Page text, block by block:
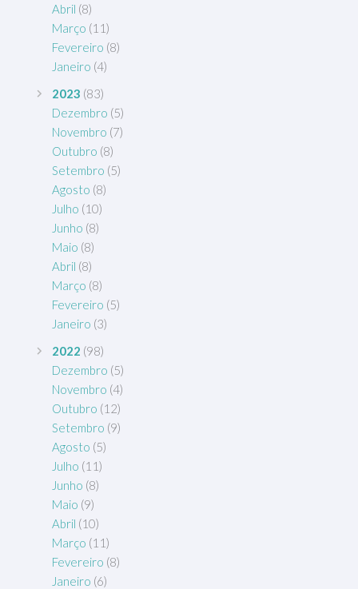
Abril (8)
Março (11)
Fevereiro (8)
Janeiro (4)
2023 (83)
Dezembro (5)
Novembro (7)
Outubro (8)
Setembro (5)
Agosto (8)
Julho (10)
Junho (8)
Maio (8)
Abril (8)
Março (8)
Fevereiro (5)
Janeiro (3)
2022 (98)
Dezembro (5)
Novembro (4)
Outubro (12)
Setembro (9)
Agosto (5)
Julho (11)
Junho (8)
Maio (9)
Abril (10)
Março (11)
Fevereiro (8)
Janeiro (6)